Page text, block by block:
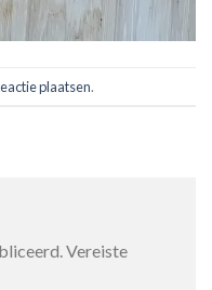
plaatsen.
Vereiste